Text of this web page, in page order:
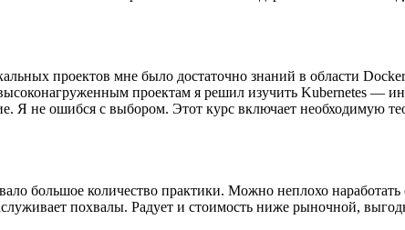
проектов мне было достаточно знаний в области
проектам я решил изучить Kubernetes —
Я не ошибся с выбором. Этот курс включает необходимую
большое количество практики. Можно неплохо
похвалы. Радует и стоимость ниже рыночной,